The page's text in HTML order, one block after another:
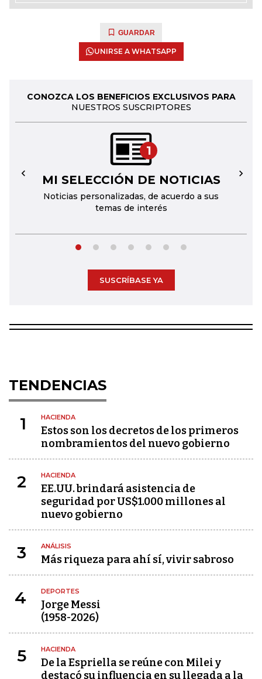
GUARDAR
UNIRSE A WHATSAPP
CONOZCA LOS BENEFICIOS EXCLUSIVOS PARA
NUESTROS SUSCRIPTORES
1
MI SELECCIÓN DE NOTICIAS
Noticias personalizadas, de acuerdo a sus
temas de interés
← →
SUSCRÍBASE YA
TENDENCIAS
1 HACIENDA
Estos son los decretos de los primeros
nombramientos del nuevo gobierno
2 HACIENDA
EE.UU. brindará asistencia de
seguridad por US$1.000 millones al
nuevo gobierno
3 ANÁLISIS
Más riqueza para ahí sí, vivir sabroso
4 DEPORTES
Jorge Messi
(1958-2026)
5 HACIENDA
De la Espriella se reúne con Milei y
destacó su influencia en su llegada a la